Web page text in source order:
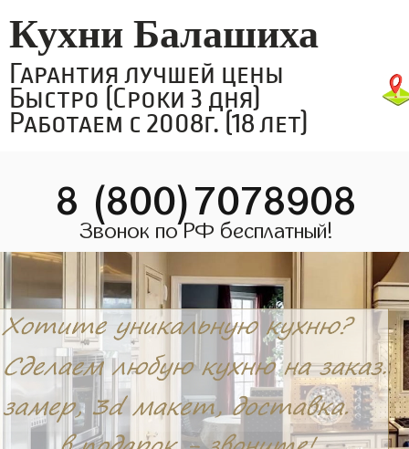
Кухни Балашиха
Гарантия лучшей цены
Быстро (Сроки 3 дня)
Работаем с 2008г. (18 лет)
8 (800)7078908
Звонок по РФ бесплатный!